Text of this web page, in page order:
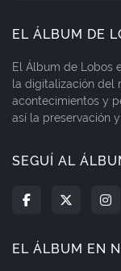
EL ÁLBUM DE
El Álbum de Lobos
la digitalización del
acontecimientos y
así la preservación
SEGUÍ AL
EL ÁLBUM EN